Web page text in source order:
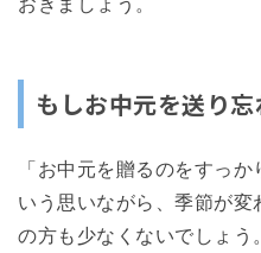
もしお中元を送り
「お中元を贈るのをすっ
いう思いながら、季節が
の方も少なくないでしょ